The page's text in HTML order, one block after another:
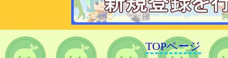
TOPページ